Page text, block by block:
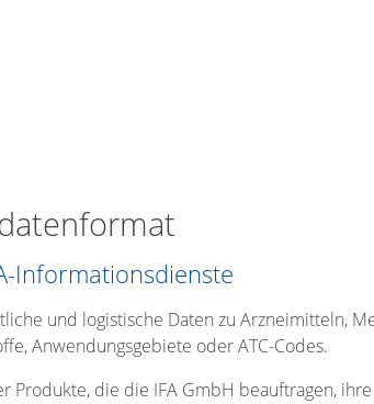
Informationsdienste
und logistische Daten zu
Anwendungsgebiete oder ATC-Codes.
die die IFA GmbH beauftragen,